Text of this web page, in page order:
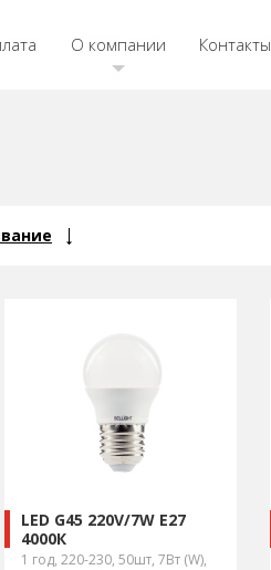
О компании Контакты
LED G45 220V/7W E27
4000К
1 год, 220-230, 50шт, 7Вт (W),